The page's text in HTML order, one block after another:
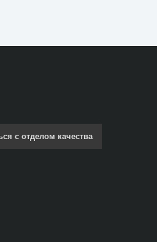
с отделом качества